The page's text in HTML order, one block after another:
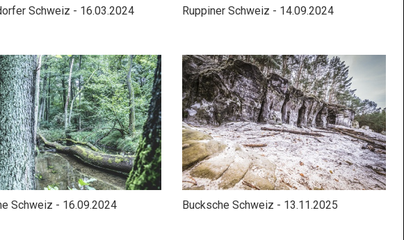
Schweiz - 16.03.2024 Ruppiner Schweiz - 14.09.2024
Schweiz - 16.09.2024 Bucksche Schweiz - 13.11.2025